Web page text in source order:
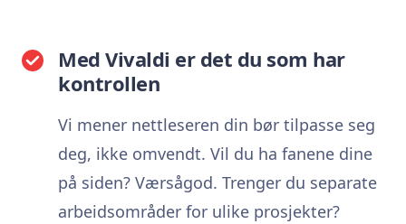
Med Vivaldi er det du som har
kontrollen
Vi mener nettleseren din bør tilpasse seg
deg, ikke omvendt. Vil du ha fanene dine
på siden? Værsågod. Trenger du separate
arbeidsområder for ulike prosjekter?